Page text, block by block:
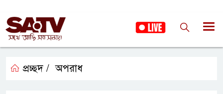
প্রচ্ছদ / অপরাধ